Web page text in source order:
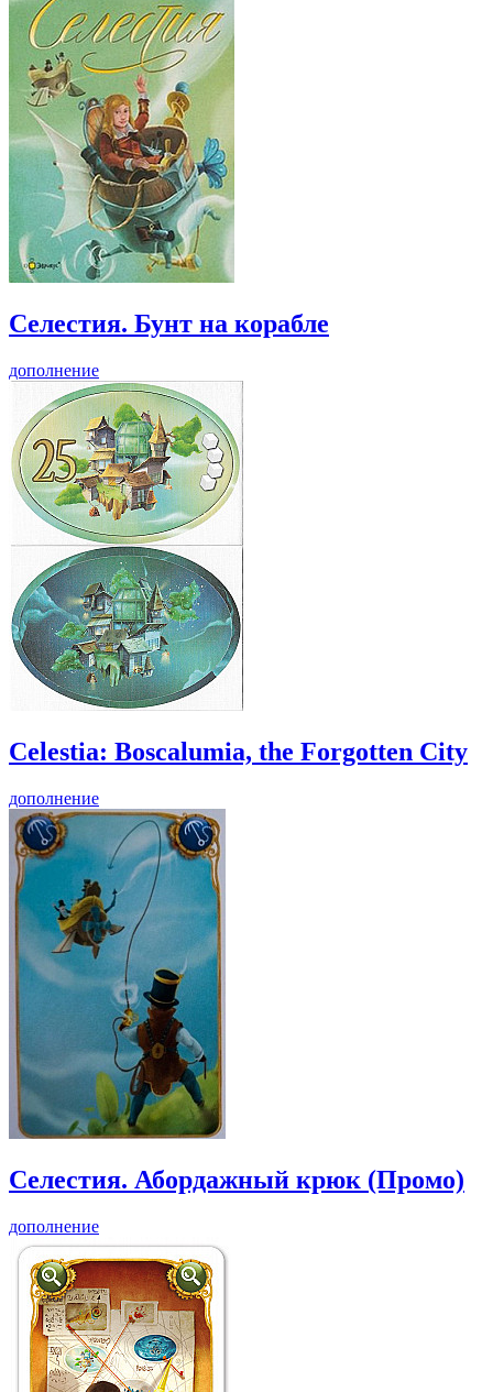
Селестия. Бунт на корабле
дополнение
Celestia: Boscalumia, the Forgotten City
дополнение
Селестия. Абордажный крюк (Промо)
дополнение